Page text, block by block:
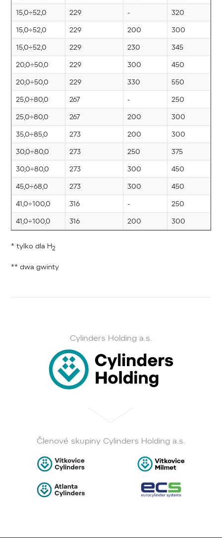
15,0÷52,0 229 - 320
15,0÷52,0 229 200 300
15,0÷52,0 229 230 345
20,0÷50,0 229 300 450
20,0÷50,0 229 330 550
25,0÷80,0 267 - 250
25,0÷80,0 267 200 300
35,0÷85,0 273 200 300
30,0÷80,0 273 250 375
30,0÷80,0 273 300 450
45,0÷68,0 273 300 450
41,0÷100,0 316 - 250
41,0÷100,0 316 200 300
* tylko dla H2
** dwa gwinty
Cylinders Holding a.s.
Členové skupiny Cylinders Holding a.s.